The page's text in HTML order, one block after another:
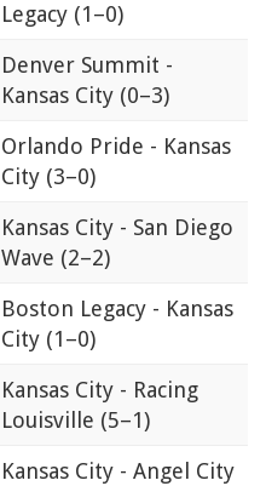
Legacy (1–0)
Denver Summit -
Kansas City (0–3)
Orlando Pride - Kansas
City (3–0)
Kansas City - San Diego
Wave (2–2)
Boston Legacy - Kansas
City (1–0)
Kansas City - Racing
Louisville (5–1)
Kansas City - Angel City